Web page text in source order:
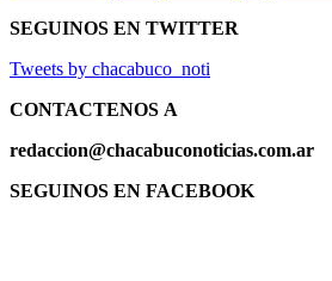
SEGUINOS EN TWITTER
Tweets by chacabuco_noti
CONTACTENOS A
redaccion@chacabuconoticias.com.ar
SEGUINOS EN FACEBOOK